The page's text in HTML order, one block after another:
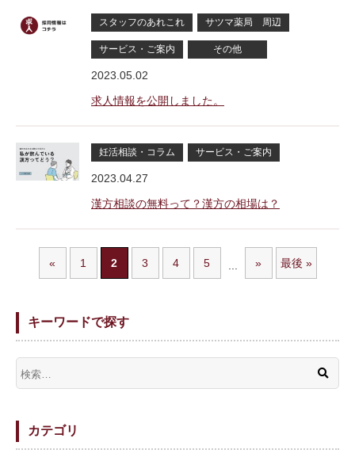
スタッフのあれこれ サツマ薬局 周辺
サービス・ご案内 その他
2023.05.02
求人情報を公開しました。
妊活相談・コラム サービス・ご案内
2023.04.27
漢方相談の無料って？漢方の相場は？
« 1 2 3 4 5 » 最後 »
キーワードで探す
カテゴリ